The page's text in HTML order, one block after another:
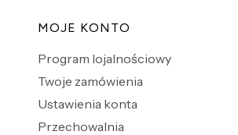
Linki w stopce
MOJE KONTO
Program lojalnościowy
Twoje zamówienia
Ustawienia konta
Przechowalnia